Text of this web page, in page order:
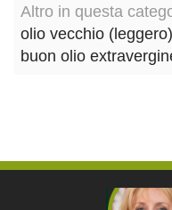
Altro in questa
olio vecchio (leggero)
buon olio